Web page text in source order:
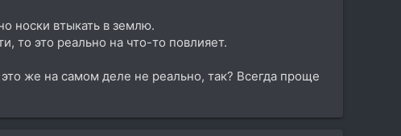
носки втыкать в землю.
то это реально на что-то повлияет.
же на самом деле не реально, так? Всегда проще